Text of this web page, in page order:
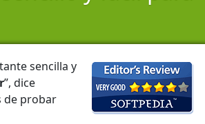
sencilla y
”, dice
de probar